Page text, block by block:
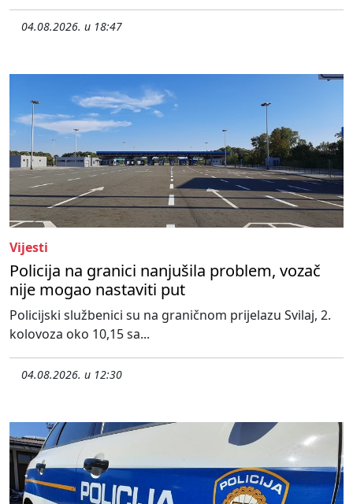
04.08.2026. u 18:47
Vijesti
Policija na granici nanjušila problem, vozač
nije mogao nastaviti put
Policijski službenici su na graničnom prijelazu Svilaj, 2.
kolovoza oko 10,15 sa...
04.08.2026. u 12:30